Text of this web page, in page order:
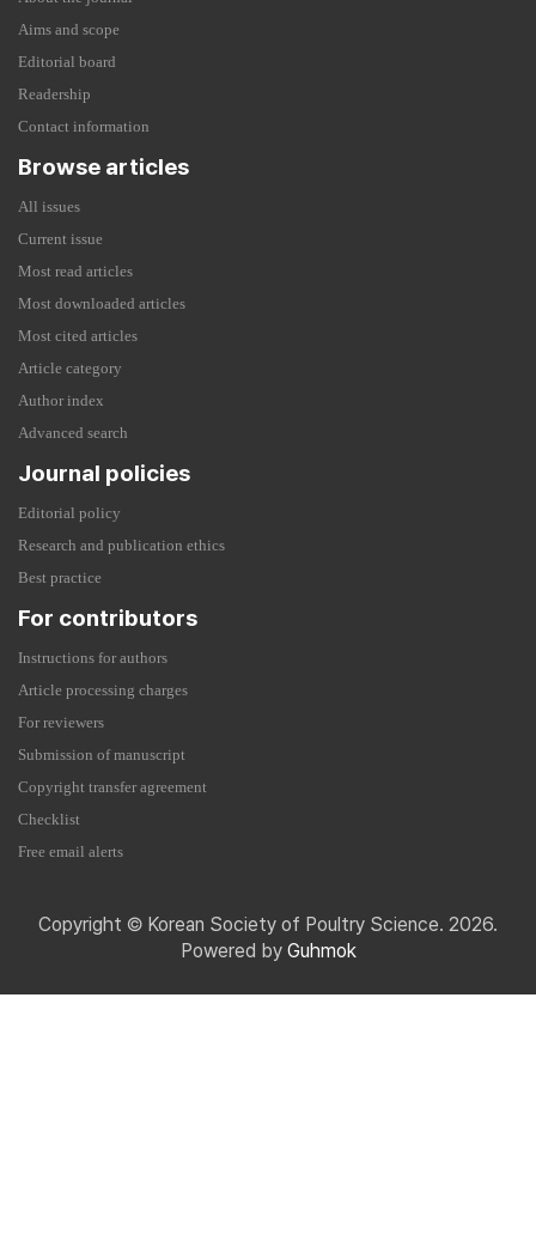
Aims and scope
Editorial board
Readership
Contact information
Browse articles
All issues
Current issue
Most read articles
Most downloaded articles
Most cited articles
Article category
Author index
Advanced search
Journal policies
Editorial policy
Research and publication ethics
Best practice
For contributors
Instructions for authors
Article processing charges
For reviewers
Submission of manuscript
Copyright transfer agreement
Checklist
Free email alerts
Copyright © Korean Society of Poultry Science. 2026.
Powered by Guhmok